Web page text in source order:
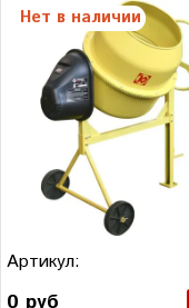
Нет в наличии
Артикул: